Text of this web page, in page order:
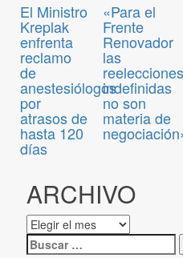
El Ministro
Kreplak
enfrenta
reclamo
de
anestesiólogos
por
atrasos de
hasta 120
días
«Para el
Frente
Renovador
las
reelecciones
indefinidas
no son
materia de
ARCHIVO